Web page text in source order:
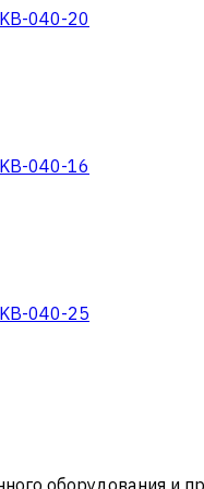
040-20
040-16
040-25
оборудования и